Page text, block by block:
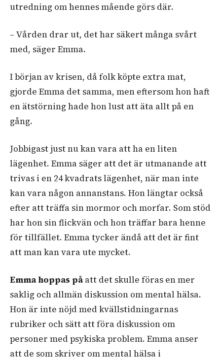
utredning om hennes mående görs där.
– Vården drar ut, det har säkert många svårt
med, säger Emma.
I början av krisen, då folk köpte extra mat,
gjorde Emma det samma, men eftersom hon haft
en ätstörning hade hon lust att äta allt på en
gång.
Jobbigast just nu kan vara att ha en liten
lägenhet. Emma säger att det är utmanande att
trivas i en 24 kvadrats lägenhet, när man inte
kan vara någon annanstans. Hon längtar också
efter att träffa sin mormor och morfar. Som stöd
har hon sin flickvän och hon träffar bara henne
för tillfället. Emma tycker ändå att det är fint
att man kan vara ute mycket.
Emma hoppas på att det skulle föras en mer
saklig och allmän diskussion om mental hälsa.
Hon är inte nöjd med kvällstidningarnas
rubriker och sätt att föra diskussion om
personer med psykiska problem. Emma anser
att de som skriver om mental hälsa i